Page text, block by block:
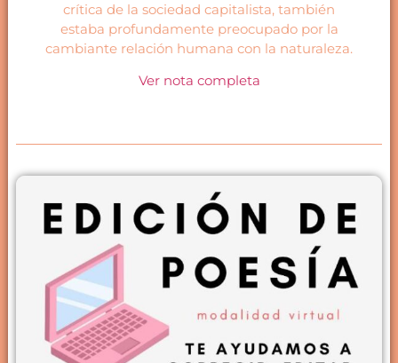
crítica de la sociedad capitalista, también
estaba profundamente preocupado por la
cambiante relación humana con la naturaleza.
Ver nota completa